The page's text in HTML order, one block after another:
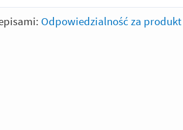
Odpowiedzialność za produkt